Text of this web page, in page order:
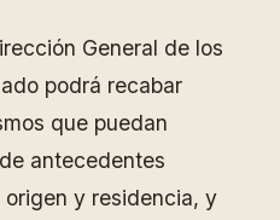
General de los
podrá recabar
que puedan
antecedentes
origen y residencia, y